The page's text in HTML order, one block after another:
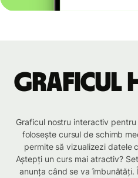
Graficul
Graficul nostru interactiv
folosește cursul de schimb
permite să vizualizezi datele
Aștepți un curs mai atractiv?
anunța când se va